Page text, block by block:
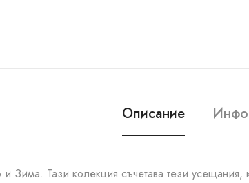
Описание
Тази колекция съчетава тези